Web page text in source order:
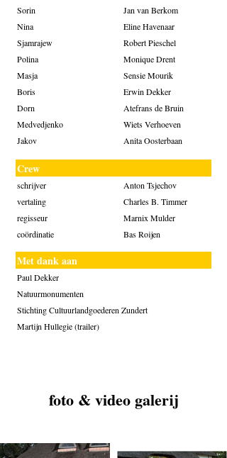
Sorin
Jan van Berkom
Nina
Eline Havenaar
Sjamrajew
Robert Pieschel
Polina
Monique Drent
Masja
Sensie Mourik
Boris
Erwin Dekker
Dorn
Atefrans de Bruin
Medvedjenko
Wiets Verhoeven
Jakov
Anita Oosterbaan
Crew
schrijver
Anton Tsjechov
vertaling
Charles B. Timmer
regisseur
Marnix Mulder
coördinatie
Bas Roijen
Met dank aan
Paul Dekker
Natuurmonumenten
Stichting Cultuurlandgoederen Zundert
Martijn Hullegie (trailer)
foto & video galerij